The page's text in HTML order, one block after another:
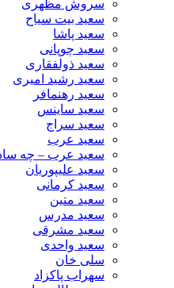
سروش مظهری
سعید بیت سیاح
سعید پاشا
سعید چوپانی
سعید ذولفقاری
سعید رشید امیری
سعید رهنمافر
سعید ساینس
سعید سراج
سعید عرب
سعید عرب – چه
سعید علیپوریان
سعید کرمانی
سعید متین
سعید مدرس
سعید مشرقی
سعید واحدی
سلی خان
سهراب پاکزاد